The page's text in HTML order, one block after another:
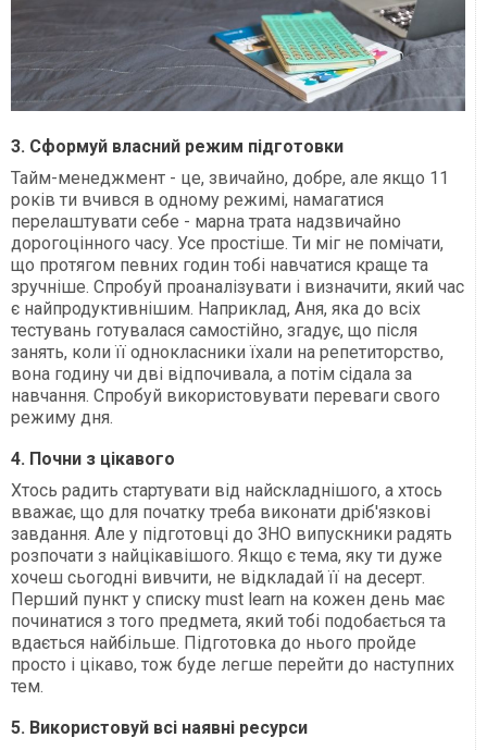
3. Сформуй власний режим підготовки
Тайм-менеджмент - це, звичайно, добре, але якщо 11
років ти вчився в одному режимі, намагатися
перелаштувати себе - марна трата надзвичайно
дорогоцінного часу. Усе простіше. Ти міг не помічати,
що протягом певних годин тобі навчатися краще та
зручніше. Спробуй проаналізувати і визначити, який час
є найпродуктивнішим. Наприклад, Аня, яка до всіх
тестувань готувалася самостійно, згадує, що після
занять, коли її однокласники їхали на репетиторство,
вона годину чи дві відпочивала, а потім сідала за
навчання. Спробуй використовувати переваги свого
режиму дня.
4. Почни з цікавого
Хтось радить стартувати від найскладнішого, а хтось
вважає, що для початку треба виконати дріб'язкові
завдання. Але у підготовці до ЗНО випускники радять
розпочати з найцікавішого. Якщо є тема, яку ти дуже
хочеш сьогодні вивчити, не відкладай її на десерт.
Перший пункт у списку must learn на кожен день має
починатися з того предмета, який тобі подобається та
вдається найбільше. Підготовка до нього пройде
просто і цікаво, тож буде легше перейти до наступних
тем.
5. Використовуй всі наявні ресурси